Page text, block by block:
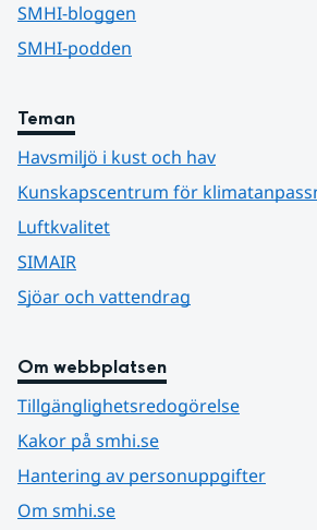
SMHI-bloggen
SMHI-podden
Teman
Havsmiljö i kust och hav
Kunskapscentrum för
Luftkvalitet
SIMAIR
Sjöar och vattendrag
Om webbplatsen
Tillgänglighetsredogörelse
Kakor på smhi.se
Hantering av personuppgifter
Om smhi.se